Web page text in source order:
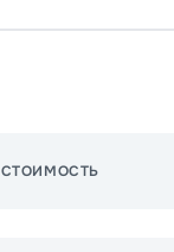
СТОИМОСТЬ